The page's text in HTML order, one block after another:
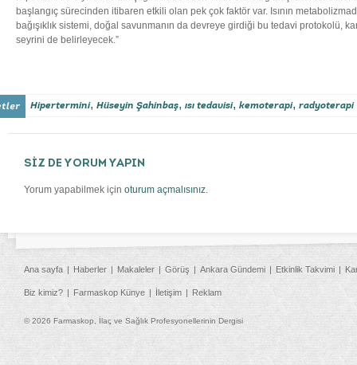
başlangıç sürecinden itibaren etkili olan pek çok faktör var. Isının
bağışıklık sistemi, doğal savunmanın da devreye girdiği bu tedavi protokolü,
seyrini de belirleyecek.”
Hipertermini, Hüseyin Şahinbaş, ısı tedavisi, kemoterapi, radyoterapi
SİZ DE YORUM YAPIN
Yorum yapabilmek için oturum açmalısınız.
Ana sayfa Haberler Makaleler Görüş Ankara Gündemi Etkinlik Takvimi
Biz kimiz? Farmaskop Künye İletişim Reklam
© 2026 Farmaskop, İlaç ve Sağlık Profesyonellerinin Dergisi